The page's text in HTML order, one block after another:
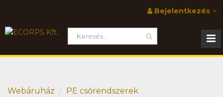
Bejelentkezés
Webáruház
PE csőrendszerek